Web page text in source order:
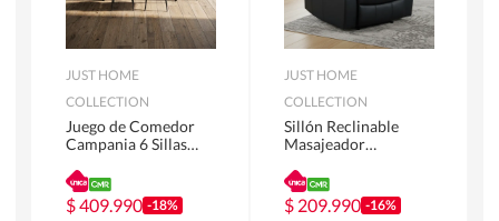
JUST HOME
COLLECTION
Juego de Comedor
Campania 6 Sillas
180 x 90 x 76 cm
Café
$409.990 -18%
JUST HOME
COLLECTION
Sillón Reclinable
Masajeador
Atlanta 91x101x94
cm Negro
$ 209.990 -16%